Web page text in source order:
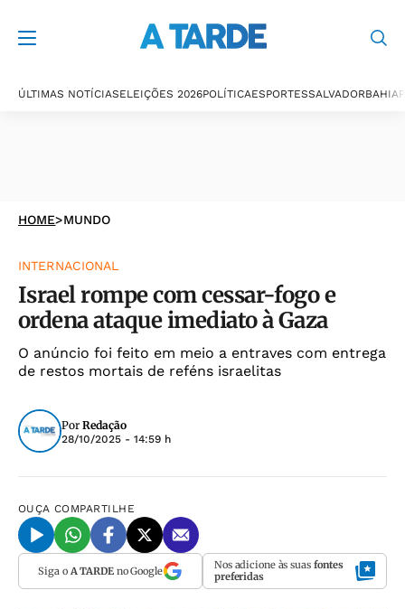
ÚLTIMAS NOTÍCIASELEIÇÕES 2026POLÍTICAESPORTESSALVADORBAHIA
HOME>MUNDO
INTERNACIONAL
Israel rompe com cessar-fogo e
ordena ataque imediato à Gaza
O anúncio foi feito em meio a entraves com entrega
de restos mortais de reféns israelitas
Por Redação
28/10/2025 - 14:59 h
OUÇA COMPARTILHE
Siga o A TARDEno Google Nos adicione às suas fontes
preferidas